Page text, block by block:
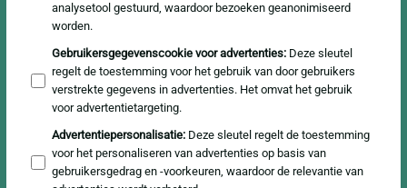
analysetool gestuurd, waardoor bezoeken geanonimiseerd
worden.
Gebruikersgegevenscookie voor advertenties: Deze sleutel
regelt de toestemming voor het gebruik van door gebruikers
verstrekte gegevens in advertenties. Het omvat het gebruik
voor advertentietargeting.
Advertentiepersonalisatie: Deze sleutel regelt de toestemming
voor het personaliseren van advertenties op basis van
gebruikersgedrag en -voorkeuren, waardoor de relevantie van